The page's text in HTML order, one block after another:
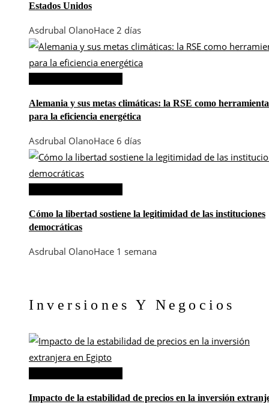
Estados Unidos
Asdrubal OlanoHace 2 días
Alemania y sus metas climáticas: la RSE como herramienta
para la eficiencia energética
Asdrubal OlanoHace 6 días
Cómo la libertad sostiene la legitimidad de las instituciones
democráticas
Asdrubal OlanoHace 1 semana
Inversiones Y Negocios
Impacto de la estabilidad de precios en la inversión